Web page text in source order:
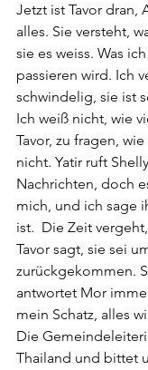
Jetzt ist Tavor dran,
alles. Sie versteht,
sie es weiss. Was
passieren wird. Ich
schwindelig, sie ist
Ich weiß nicht, wie
Tavor, zu fragen,
nicht. Yatir ruft
Nachrichten, doch
mich, und ich sage
ist.  Die Zeit
Tavor sagt, sie sei
zurückgekommen.
antwortet Mor
mein Schatz, alles
Die
Thailand und bittet